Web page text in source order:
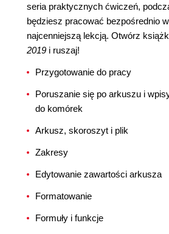
seria praktycznych ćwiczeń,
będziesz pracować bezpośrednio
najcenniejszą lekcją. Otwórz
2019 i ruszaj!
Przygotowanie do pracy
Poruszanie się po arkuszu i
do komórek
Arkusz, skoroszyt i plik
Zakresy
Edytowanie zawartości arkusza
Formatowanie
Formuły i funkcje